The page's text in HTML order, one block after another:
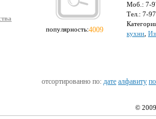
популярность:4009
Моб.: 7-
Тел.: 7-
кухни
отсортированно по: дате алфавиту
©